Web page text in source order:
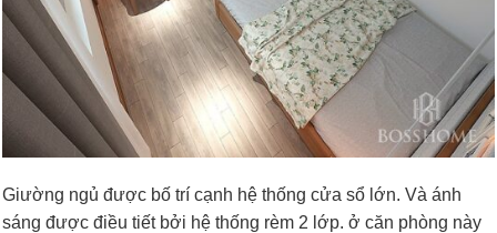
Giường ngủ được bố trí cạnh hệ thống cửa sổ lớn. Và ánh
sáng được điều tiết bởi hệ thống rèm 2 lớp. ở căn phòng này